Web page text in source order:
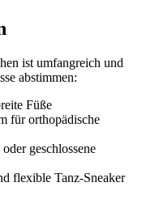
ist umfangreich und
abstimmen:
Füße
für orthopädische
geschlossene
flexible Tanz-Sneaker